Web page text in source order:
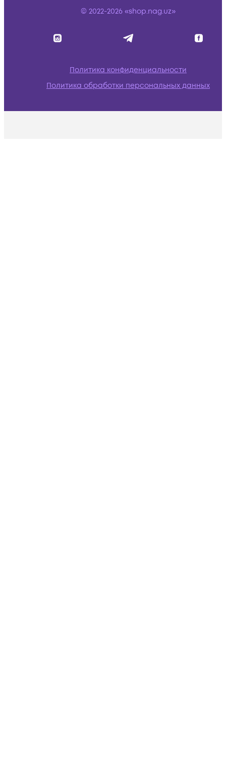
© 2022-2026 «shop.nag.uz»
Политика конфиденциальности
Политика обработки персональных данных